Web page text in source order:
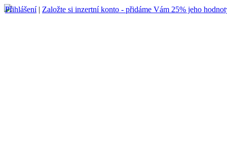
Přihlášení| Založte si inzertní konto - přidáme Vám 25% jeho